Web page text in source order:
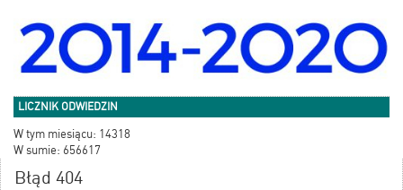
LICZNIK ODWIEDZIN
W tym miesiącu: 14318
W sumie: 656617
Błąd 404